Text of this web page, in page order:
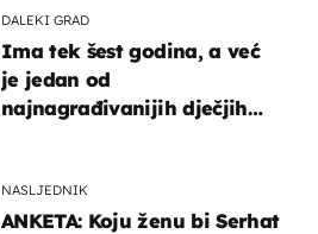
DALEKI GRAD
Ima tek šest godina, a već
je jedan od
najnagrađivanijih dječjih
NASLJEDNIK
ANKETA: Koju ženu bi Serhat